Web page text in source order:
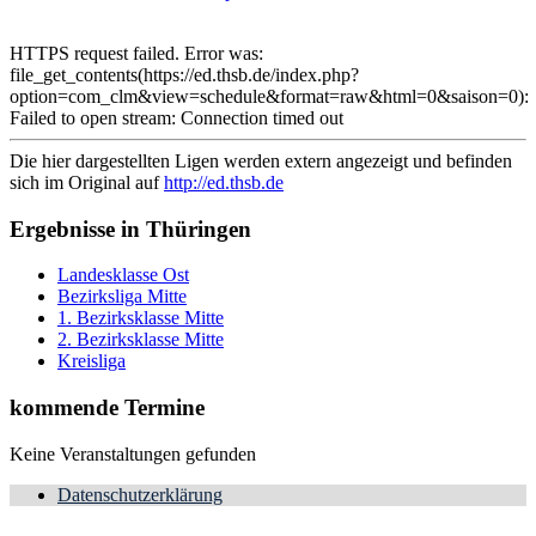
HTTPS request failed. Error was:
file_get_contents(https://ed.thsb.de/index.php?
option=com_clm&view=schedule&format=raw&html=0&saison=0):
Failed to open stream: Connection timed out
Die hier dargestellten Ligen werden extern angezeigt und befinden
sich im Original aufhttp://ed.thsb.de
Ergebnisse in Thüringen
Landesklasse Ost
Bezirksliga Mitte
1. Bezirksklasse Mitte
2. Bezirksklasse Mitte
Kreisliga
kommende Termine
Keine Veranstaltungen gefunden
Datenschutzerklärung